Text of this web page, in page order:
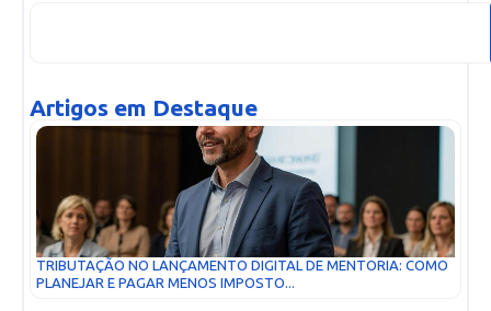
Artigos em Destaque
TRIBUTAÇÃO NO LANÇAMENTO DIGITAL DE MENTORIA: COMO
PLANEJAR E PAGAR MENOS IMPOSTO...